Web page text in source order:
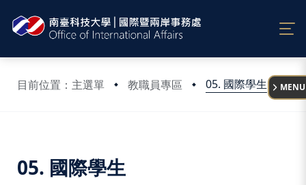
目前位置：主選單 教職員專區 05. 國際學生
:::
MENU
05. 國際學生